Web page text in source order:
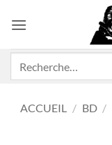
ACCUEIL / BD /